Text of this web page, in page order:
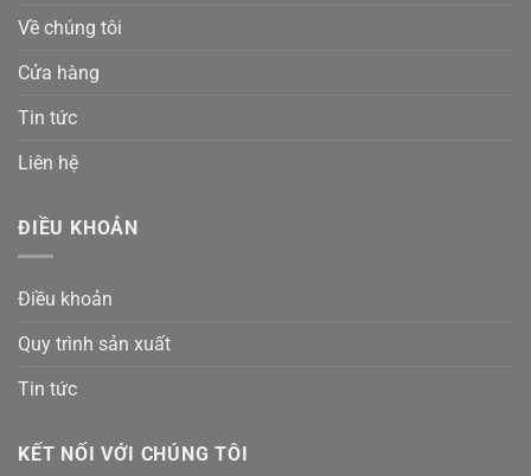
Về chúng tôi
Cửa hàng
Tin tức
Liên hệ
ĐIỀU KHOẢN
Điều khoản
Quy trình sản xuất
Tin tức
KẾT NỐI VỚI CHÚNG TÔI